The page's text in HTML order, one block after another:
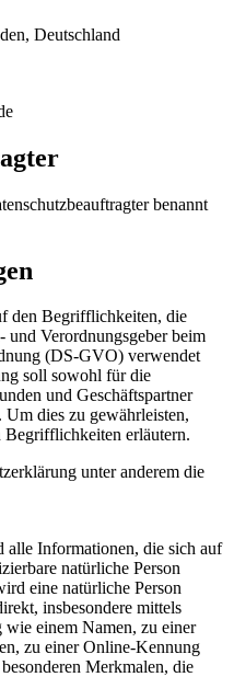
Deutschland
benannt
den Begrifflichkeiten, die
und Verordnungsgeber beim
(DS-GVO) verwendet
soll sowohl für die
und Geschäftspartner
dies zu gewährleisten,
erläutern.
unter anderem die
alle Informationen, die sich auf
natürliche Person
eine natürliche Person
insbesondere mittels
einem Namen, zu einer
zu einer Online-Kennung
Merkmalen, die